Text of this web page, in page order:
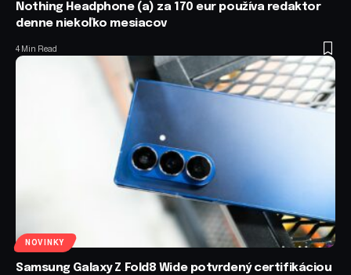
Nothing Headphone (a) za 170 eur používa redaktor
denne niekoľko mesiacov
4 Min Read
NOVINKY
Samsung Galaxy Z Fold8 Wide potvrdený certifikáciou